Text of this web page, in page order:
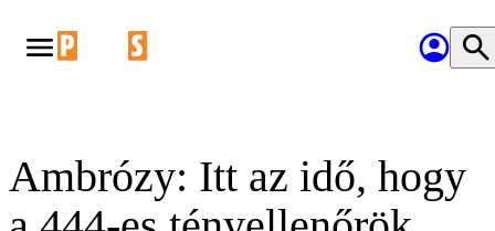
Ambrózy: Itt az idő, hogy